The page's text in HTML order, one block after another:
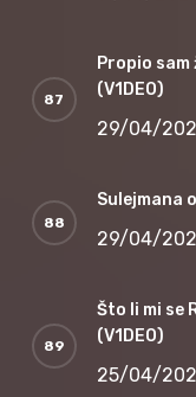
Propio
(V1DEO)
29/04/
Sulejmana
29/04/
Što li mi se
(V1DEO)
25/04/